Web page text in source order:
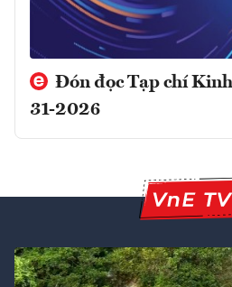
Đón đọc Tạp chí
31-2026